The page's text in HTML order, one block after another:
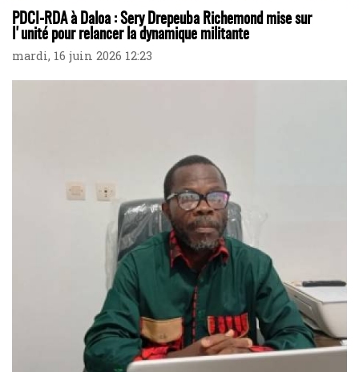
PDCI-RDA à Daloa : Sery Drepeuba Richemond mise sur
l'unité pour relancer la dynamique militante
mardi, 16 juin 2026 12:23